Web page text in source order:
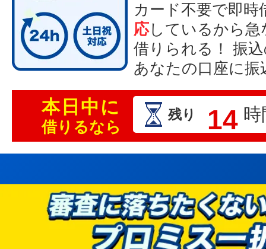
カード不要で即時
応しているから急
借りられる！ 振
あなたの口座に振
本日中に
借りるなら
残り 14